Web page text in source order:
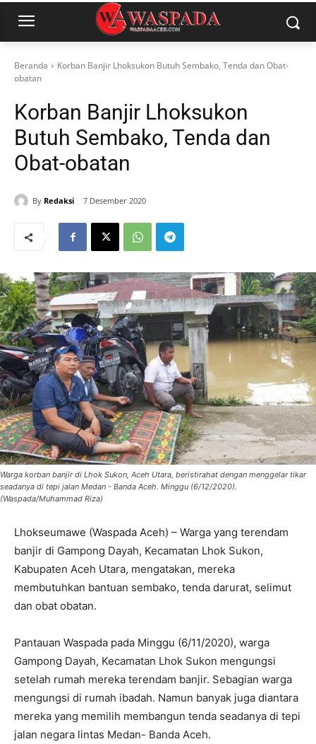
Beranda
Korban Banjir Lhoksukon Butuh Sembako, Tenda dan Obat-
obatan
Korban Banjir Lhoksukon
Butuh Sembako, Tenda dan
Obat-obatan
By Redaksi 7 Desember 2020
Warga korban banjir di Lhok Sukon, Aceh Utara, beristirahat dengan menggelar tikar
seadanya di tepi jalan Medan - Banda Aceh. Minggu (6/12/2020).
(Waspada/Muhammad Riza)
Lhokseumawe (Waspada Aceh) – Warga yang terendam
banjir di Gampong Dayah, Kecamatan Lhok Sukon,
Kabupaten Aceh Utara, mengatakan, mereka
membutuhkan bantuan sembako, tenda darurat, selimut
dan obat obatan.
Pantauan Waspada pada Minggu (6/11/2020), warga
Gampong Dayah, Kecamatan Lhok Sukon mengungsi
setelah rumah mereka terendam banjir. Sebagian warga
mengungsi di rumah ibadah. Namun banyak juga diantara
mereka yang memilih membangun tenda seadanya di tepi
jalan negara lintas Medan- Banda Aceh.